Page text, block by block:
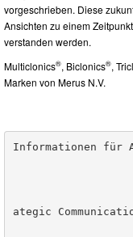
vorgeschrieben. Diese
Ansichten zu einem
verstanden werden.
Multiclonics®, Biclonics®,
Marken von Merus N.V.
Informationen für
ategic